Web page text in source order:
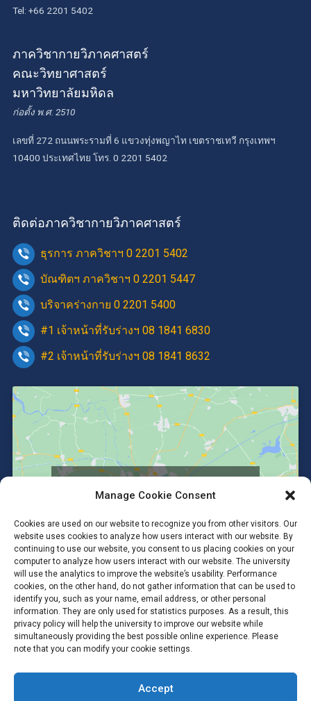
Manage Cookie Consent
Cookies are used on our website to recognize you from other visitors. Our
website uses cookies to analyze how users interact with our website. By
continuing to use our website, you consent to us placing cookies on your
computer to analyze how users interact with our website. The university
will use the analytics to improve the website’s usability. Performance
cookies, on the other hand, do not gather information that can be used to
identify you, such as your name, email address, or other personal
information. They are only used for statistics purposes. As a result, this
privacy policy will help the university to improve our website while
simultaneously providing the best possible online experience. Please
note that you can modify your cookie settings.
Accept
Tel: +66 2201 5402
ภาควิชากายวิภาคศาสตร์
คณะวิทยาศาสตร์
มหาวิทยาลัยมหิดล
ก่อตั้ง พ.ศ. 2510
เลขที่ 272 ถนนพระรามที่ 6 แขวงทุ่งพญาไท เขตราชเทวี กรุงเทพฯ
10400 ประเทศไทย โทร. 0 2201 5402
ติดต่อภาควิชากายวิภาคศาสตร์
ธุรการ ภาควิชาฯ 0 2201 5402
บัณฑิตฯ ภาควิชาฯ 0 2201 5447
บริจาคร่างกาย 0 2201 5400
#1 เจ้าหน้าที่รับร่างฯ 08 1841 6830
#2 เจ้าหน้าที่รับร่างฯ 08 1841 8632
enable this content
Copyright © 2026 #Anatomy SC Mahidol #Anatomy MUSC